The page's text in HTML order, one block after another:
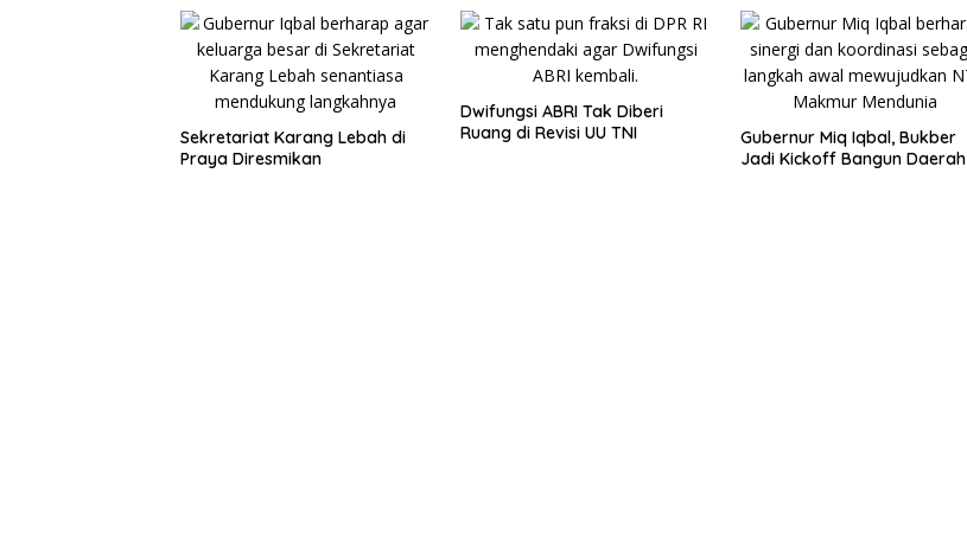
Sekretariat Karang Lebah di
Praya Diresmikan
Dwifungsi ABRI Tak Diberi
Ruang di Revisi UU TNI
Gubernur Miq Iqbal, Bukber
Jadi Kickoff Bangun Daerah